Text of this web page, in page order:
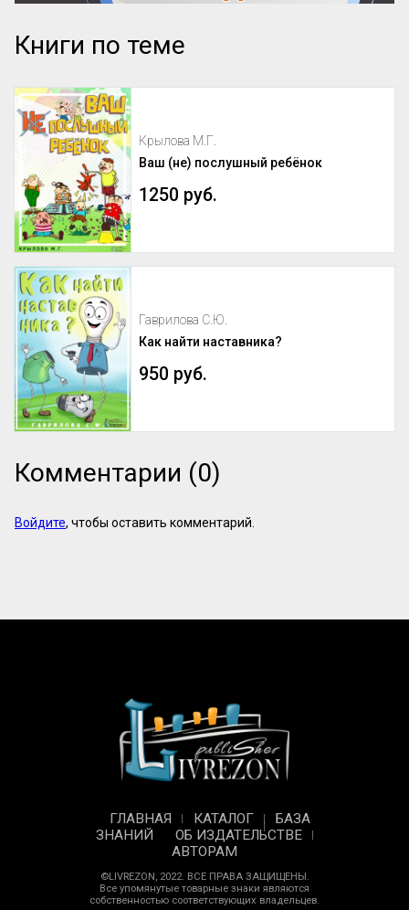
Книги по теме
Крылова М.Г.
Ваш (не) послушный ребёнок
1250 руб.
Гаврилова С.Ю.
Как найти наставника?
950 руб.
Комментарии (0)
Войдите, чтобы оставить комментарий.
ГЛАВНАЯ КАТАЛОГ
БАЗА
ЗНАНИЙ
ОБ ИЗДАТЕЛЬСТВЕ
АВТОРАМ
©LIVREZON, 2022. ВСЕ ПРАВА ЗАЩИЩЕНЫ.
Все упомянутые товарные знаки являются
собственностью соответствующих владельцев.